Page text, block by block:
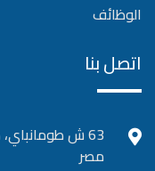
الوظائف
اتصل بنا
63 ش
مصر